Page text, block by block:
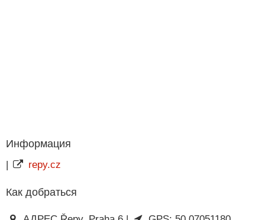
Информация
| repy.cz
Как добраться